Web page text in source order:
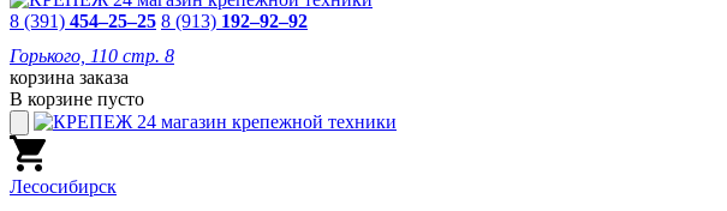
8 (391) 454–25–25 8 (913) 192–92–92
Горького, 110 стр. 8
корзина заказа
В корзине пусто
Лесосибирск